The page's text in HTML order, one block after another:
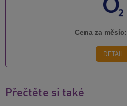
Cena za měsíc:
DETAIL
Přečtěte si také